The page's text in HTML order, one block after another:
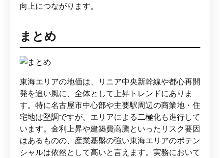
向上につながります。
まとめ
東海エリアの地価は、リニア中央新幹線や都心再開
発を追い風に、全体として上昇トレンドにありま
す。特に名古屋市中心部や主要駅周辺の商業地・住
宅地は堅調ですが、エリアによる二極化も進行して
います。金利上昇や建築費高騰といったリスク要因
はあるものの、産業基盤の強い東海エリアのポテン
シャルは依然として高いと言えます。実務において